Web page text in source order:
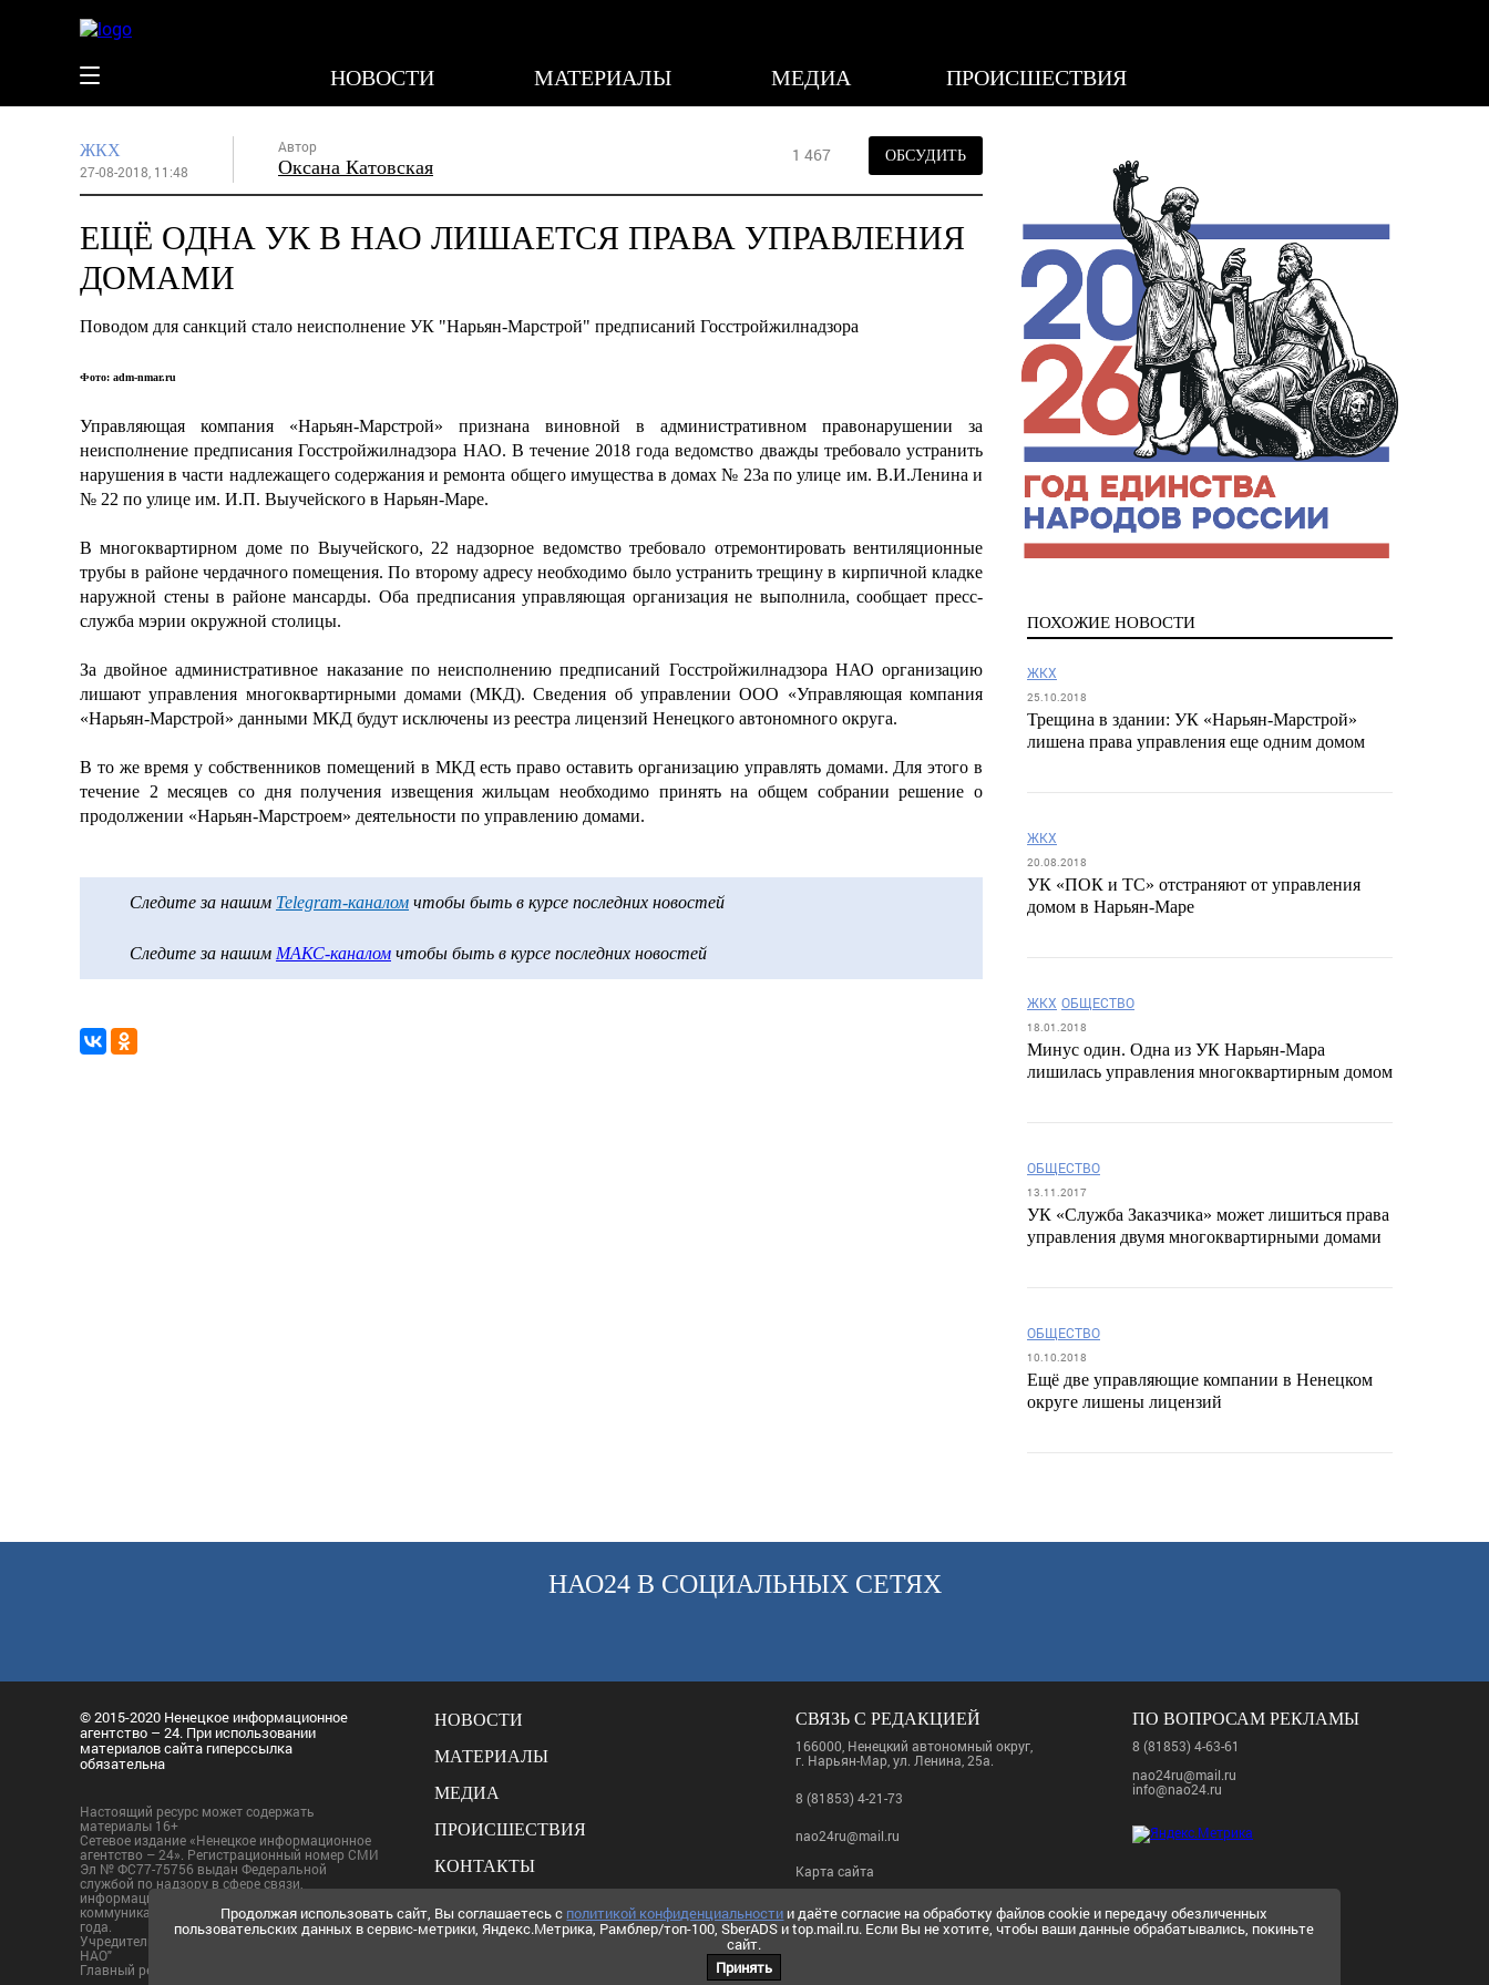
Продолжая использовать сайт, Вы соглашаетесь с политикой конфиденциальности и даёте согласие на обработку файлов cookie и передачу обезличенных
пользовательских данных в сервис-метрики, Яндекс.Метрика, Рамблер/топ-100, SberADS и top.mail.ru. Если Вы не хотите, чтобы ваши данные обрабатывались, покиньте
сайт.
Принять
НОВОСТИ МАТЕРИАЛЫ МЕДИА ПРОИСШЕСТВИЯ
ЖКХ
27-08-2018, 11:48
Автор
Оксана Катовская
1 467 ОБСУДИТЬ
ЕЩЁ ОДНА УК В НАО ЛИШАЕТСЯ ПРАВА УПРАВЛЕНИЯ
ДОМАМИ
Поводом для санкций стало неисполнение УК "Нарьян-Марстрой" предписаний Госстройжилнадзора
Фото: adm-nmar.ru
Управляющая компания «Нарьян-Марстрой» признана виновной в административном правонарушении за
неисполнение предписания Госстройжилнадзора НАО. В течение 2018 года ведомство дважды требовало устранить
нарушения в части надлежащего содержания и ремонта общего имущества в домах № 23а по улице им. В.И.Ленина и
№ 22 по улице им. И.П. Выучейского в Нарьян-Маре.
В многоквартирном доме по Выучейского, 22 надзорное ведомство требовало отремонтировать вентиляционные
трубы в районе чердачного помещения. По второму адресу необходимо было устранить трещину в кирпичной кладке
наружной стены в районе мансарды. Оба предписания управляющая организация не выполнила, сообщает пресс-
служба мэрии окружной столицы.
За двойное административное наказание по неисполнению предписаний Госстройжилнадзора НАО организацию
лишают управления многоквартирными домами (МКД). Сведения об управлении ООО «Управляющая компания
«Нарьян-Марстрой» данными МКД будут исключены из реестра лицензий Ненецкого автономного округа.
В то же время у собственников помещений в МКД есть право оставить организацию управлять домами. Для этого в
течение 2 месяцев со дня получения извещения жильцам необходимо принять на общем собрании решение о
продолжении «Нарьян-Марстроем» деятельности по управлению домами.
Следите за нашим Telegram-каналом чтобы быть в курсе последних новостей
Следите за нашим МАКС-каналом чтобы быть в курсе последних новостей
ПОХОЖИЕ НОВОСТИ
ЖКХ
25.10.2018
Трещина в здании: УК «Нарьян-Марстрой»
лишена права управления еще одним домом
ЖКХ
20.08.2018
УК «ПОК и ТС» отстраняют от управления
домом в Нарьян-Маре
ЖКХ ОБЩЕСТВО
18.01.2018
Минус один. Одна из УК Нарьян-Мара
лишилась управления многоквартирным домом
ОБЩЕСТВО
13.11.2017
УК «Служба Заказчика» может лишиться права
управления двумя многоквартирными домами
ОБЩЕСТВО
10.10.2018
Ещё две управляющие компании в Ненецком
округе лишены лицензий
НАО24 В СОЦИАЛЬНЫХ СЕТЯХ
© 2015-2020 Ненецкое информационное
агентство – 24. При использовании
материалов сайта гиперссылка
обязательна
Настоящий ресурс может содержать
материалы 16+
Сетевое издание «Ненецкое информационное
агентство – 24». Регистрационный номер СМИ
Эл № ФС77-75756 выдан Федеральной
службой по надзору в сфере связи,
информационных технологий и массовых
коммуникаций (Роскомнадзор) 08 мая 2019
года.
Учредитель - ГБУ НАО "Издательский дом
НАО"
Главный редактор - Е.Ю. Тимофеев
НОВОСТИ
МАТЕРИАЛЫ
МЕДИА
ПРОИСШЕСТВИЯ
КОНТАКТЫ
ПОЛИТИКА КОНФИДЕНЦИАЛЬНОСТИ
СВЯЗЬ С РЕДАКЦИЕЙ
166000, Ненецкий автономный округ,
г. Нарьян-Мар, ул. Ленина, 25а.
8 (81853) 4-21-73
nao24ru@mail.ru
Карта сайта
RSS-лента
ПО ВОПРОСАМ РЕКЛАМЫ
8 (81853) 4-63-61
nao24ru@mail.ru
info@nao24.ru